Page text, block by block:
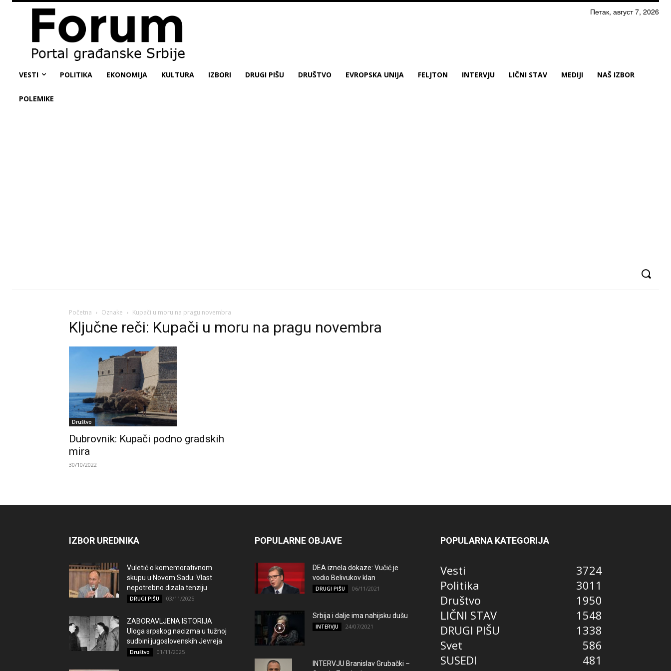
Петак, август 7, 2026
VESTI POLITIKA EKONOMIJA KULTURA IZBORI DRUGI PIŠU DRUŠTVO EVROPSKA UNIJA FELJTON INTERVJU LIČNI STAV MEDIJI NAŠ IZBOR
POLEMIKE
Početna Oznake Kupači u moru na pragu novembra
Ključne reči: Kupači u moru na pragu novembra
Društvo
Dubrovnik: Kupači podno gradskih
mira
30/10/2022
IZBOR UREDNIKA
Vuletić o komemorativnom
skupu u Novom Sadu: Vlast
nepotrebno dizala tenziju
DRUGI PIŠU 03/11/2025
ZABORAVLJENA ISTORIJA
Uloga srpskog nacizma u tužnoj
sudbini jugoslovenskih Jevreja
Društvo 01/11/2025
POPULARNE OBJAVE
DEA iznela dokaze: Vučić je
vodio Belivukov klan
DRUGI PIŠU 06/11/2021
Srbija i dalje ima nahijsku dušu
INTERVJU 24/07/2021
INTERVJU Branislav Grubački –
POPULARNA KATEGORIJA
Vesti
3724
Politika
3011
Društvo
1950
LIČNI STAV
1548
DRUGI PIŠU
1338
Svet
586
SUSEDI
481